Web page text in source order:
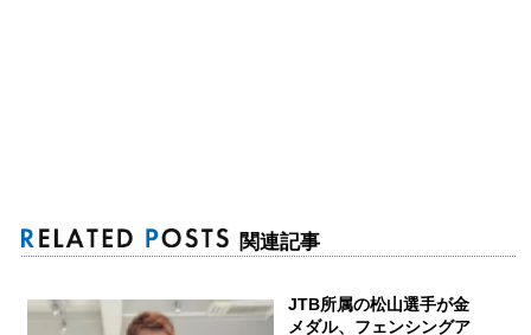
関連記事
JTB所属の松山選手が金
メダル、フェンシングア